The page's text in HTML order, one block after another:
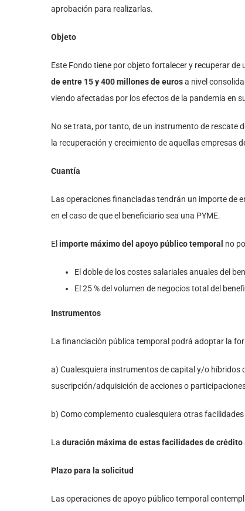
aprobación para realizarlas.
Objeto
Este Fondo tiene por objeto fortalecer y recuperar de
de entre 15 y 400 millones de eurosa nivel
viendo afectadas por los efectos de la pandemia en
No se trata, por tanto, de un instrumento de rescate
la recuperación y crecimiento de aquellas empresas
Cuantía
Las operaciones financiadas tendrán un importe de
en el caso de que el beneficiario sea una PYME.
El importe máximo del apoyo público temporal no
El doble de los costes salariales anuales del
El 25 % del volumen de negocios total del
Instrumentos
La financiación pública temporal podrá adoptar la
a) Cualesquiera instrumentos de capital y/o híbridos
suscripción/adquisición de acciones o
b) Como complemento cualesquiera otras
La duración máxima de estas facilidades de crédito
Plazo para la solicitud
Las operaciones de apoyo público temporal